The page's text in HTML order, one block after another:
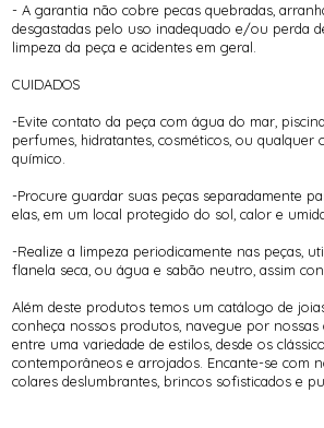
- A garantia não cobre pecas quebradas,
desgastadas pelo uso inadequado e/ou perda
limpeza da peça e acidentes em geral.
CUIDADOS
-Evite contato da peça com água do mar,
perfumes, hidratantes, cosméticos, ou
químico.
-Procure guardar suas peças separadamente
elas, em um local protegido do sol, calor e
-Realize a limpeza periodicamente nas peças,
flanela seca, ou água e sabão neutro, assim
Além deste produtos temos um catálogo de
conheça nossos produtos, navegue por nossas
entre uma variedade de estilos, desde os
contemporâneos e arrojados. Encante-se com
colares deslumbrantes, brincos sofisticados e